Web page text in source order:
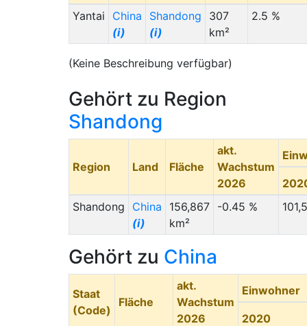
Yantai
China
(i)
Shandong
(i)
307
km²
2.5 %
(Keine Beschreibung verfügbar)
Gehört zu Region
Shandong
Region Land Fläche
akt.
Wachstum
2026
Shandong
China
(i)
156,867
km²
-0.45 %
Gehört zu China
Staat
(Code)
Fläche
akt.
Wachstum
2026
Einwohner
2020